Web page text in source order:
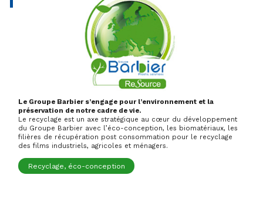
Le Groupe Barbier s’engage pour l’environnement et la
préservation de notre cadre de vie.
Le recyclage est un axe stratégique au cœur du développement
du Groupe Barbier avec l’éco-conception, les biomatériaux, les
filières de récupération post consommation pour le recyclage
des films industriels, agricoles et ménagers.
Recyclage, éco-conception